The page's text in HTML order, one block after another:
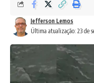
Última atualização: 23 de
Jefferson Lemos